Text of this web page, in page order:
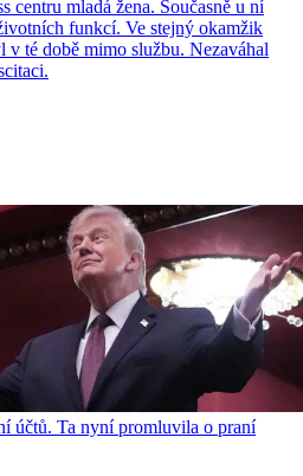
centru mladá žena. Současně u ní
funkcí. Ve stejný okamžik
té době mimo službu. Nezaváhal
účtů. Ta nyní promluvila o praní